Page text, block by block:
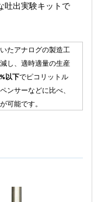
吐出実験キットで
たアナログの製造工
し、適時適量の生産
以下でピコリットル
ンサーなどに比べ、
可能です。